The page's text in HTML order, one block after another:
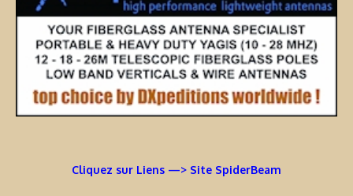
Cliquez sur Liens —> Site SpiderBeam